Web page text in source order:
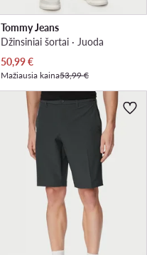
Tommy Jeans
Džinsiniai šortai · Juoda
Dabartinė kaina
50,99€
Mažiausia kaina53,99 €